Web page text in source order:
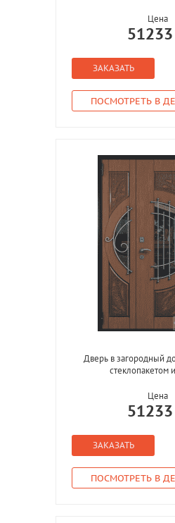
Цена
51233
ЗАКАЗАТЬ
ПОСМОТРЕТЬ В
Дверь в загородный
стеклопакетом
Цена
51233
ЗАКАЗАТЬ
ПОСМОТРЕТЬ В